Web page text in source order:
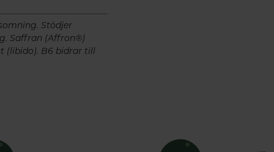
Stödjer
Saffran (Affron®)
(libido). B6 bidrar till